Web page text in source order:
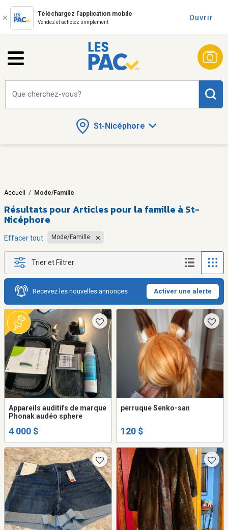
Téléchargez l'application mobile
Vendez et achetez simplement
Ouvrir
St-Nicéphore
Que cherchez-vous?
Accueil / Mode/Famille
Résultats pourArticles pour la famille à St-
Nicéphore
Effacer tout Mode/Famille
Trier et Filtrer
Recevez les nouvelles annonces Activer une alerte
Appareils auditifs de marque
Phonak audéo sphere
4 000 $
perruque Senko-san
120 $